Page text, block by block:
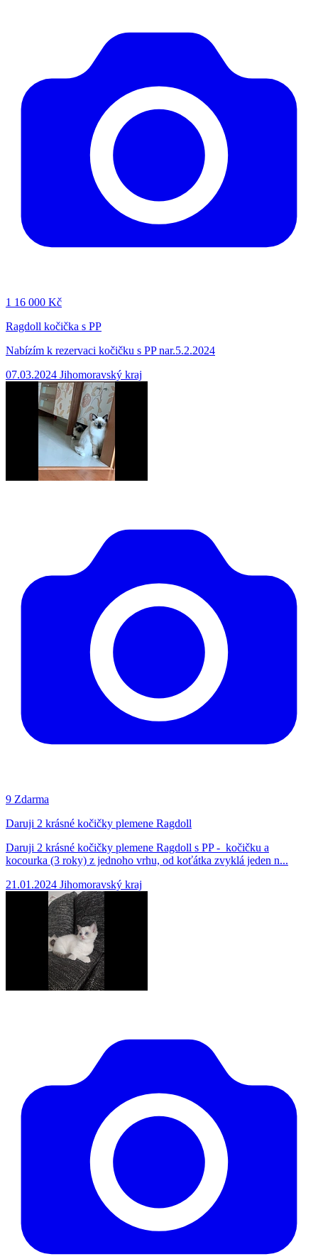
1 16 000 Kč
Ragdoll kočička s PP
Nabízím k rezervaci kočičku s PP nar.5.2.2024
07.03.2024 Jihomoravský kraj
9 Zdarma
Daruji 2 krásné kočičky plemene Ragdoll
Daruji 2 krásné kočičky plemene Ragdoll s PP - kočičku a
kocourka (3 roky) z jednoho vrhu, od koťátka zvyklá jeden n...
21.01.2024 Jihomoravský kraj